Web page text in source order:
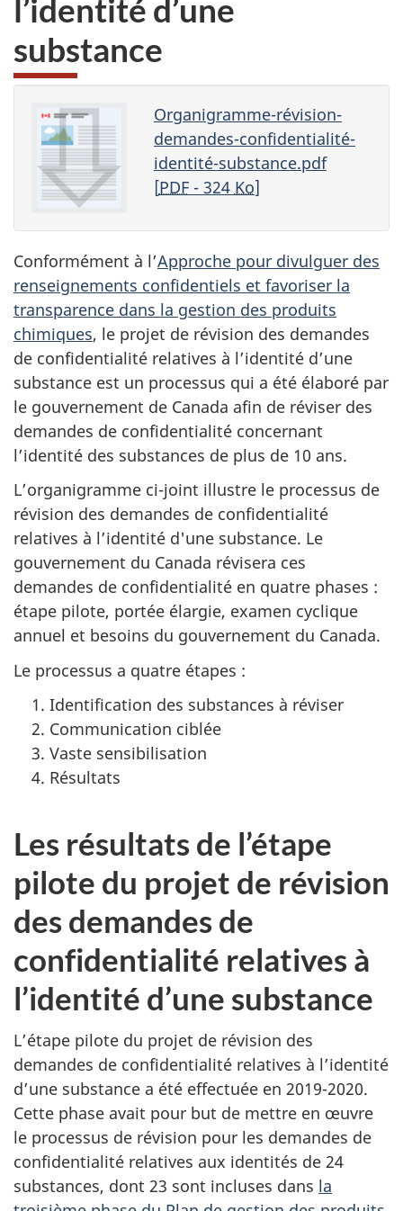
site
web,
l’identité d’une
substance
Organigramme-révision-
demandes-confidentialité-
identité-substance.pdf
[PDF- 324 Ko]
Conformément à l’Approche pour divulguer des
renseignements confidentiels et favoriser la
transparence dans la gestion des produits
chimiques, le projet de révision des demandes
de confidentialité relatives à l’identité d’une
substance est un processus qui a été élaboré par
le gouvernement de Canada afin de réviser des
demandes de confidentialité concernant
l’identité des substances de plus de 10 ans.
L’organigramme ci-joint illustre le processus de
révision des demandes de confidentialité
relatives à l’identité d'une substance. Le
gouvernement du Canada révisera ces
demandes de confidentialité en quatre phases :
étape pilote, portée élargie, examen cyclique
annuel et besoins du gouvernement du Canada.
Le processus a quatre étapes :
Identification des substances à réviser
Communication ciblée
Vaste sensibilisation
Résultats
Les résultats de l’étape
pilote du projet de révision
des demandes de
confidentialité relatives à
l’identité d’une substance
L’étape pilote du projet de révision des
demandes de confidentialité relatives à l’identité
d’une substance a été effectuée en 2019-2020.
Cette phase avait pour but de mettre en œuvre
le processus de révision pour les demandes de
confidentialité relatives aux identités de 24
substances, dont 23 sont incluses dans la